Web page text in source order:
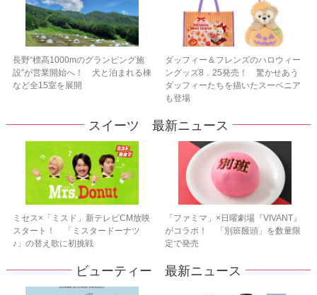
長野“標高1000mのグランピング施
設”が営業開始へ！ 犬と泊まれる棟
など全15室を展開
ダッフィー＆フレンズのハロウィー
ングッズ8．25発売！ 驚かせあう
ダッフィーたちを描いたスーベニア
も登場
スイーツ 最新ニュース
ミセス×「ミスド」新テレビCM放映
スタート！ 「ミスタードーナツ
♪」の替え歌に初挑戦
「ファミマ」×日曜劇場『VIVANT』
がコラボ！ 「別班饅頭」を数量限
定で発売
ビューティー 最新ニュース